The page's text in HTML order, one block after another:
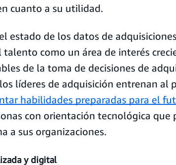
cuanto a su utilidad.
estado de los datos de
como un área de interés
de la toma de decisiones de
líderes de adquisición entrenan al
habilidades preparadas para el
con orientación tecnológica que
a sus organizaciones.
y digital